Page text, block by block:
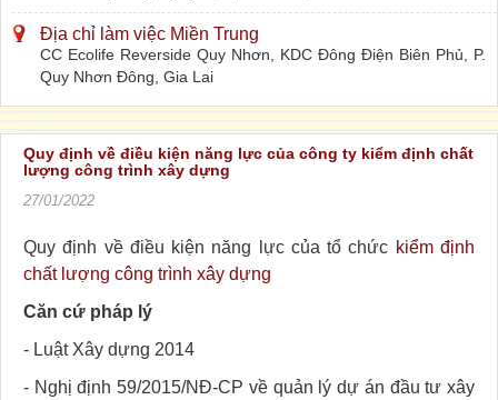
Địa chỉ làm việc Miền Trung
CC Ecolife Reverside Quy Nhơn, KDC Đông Điện Biên Phủ, P.
Quy Nhơn Đông, Gia Lai
Quy định về điều kiện năng lực của công ty kiểm định chất
lượng công trình xây dựng
27/01/2022
Quy định về điều kiện năng lực của tổ chức kiểm định
chất lượng công trình xây dựng
Căn cứ pháp lý
- Luật Xây dựng 2014
- Nghị định 59/2015/NĐ-CP về quản lý dự án đầu tư xây